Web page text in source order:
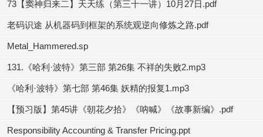
73【窦神归来二】天天练（第三十一讲）10月27日.pdf
老码识途 从机器码到框架的系统观逆向修炼之路.pdf
Metal_Hammered.sp
131.《哈利·波特》第三部 第26集 不祥的失败2.mp3
《哈利·波特》第七部 第46集 妖精的报复1.mp3
【预习版】第45讲《朝花夕拾》《呐喊》《故事新编》.pdf
Responsibility Accounting & Transfer Pricing.ppt